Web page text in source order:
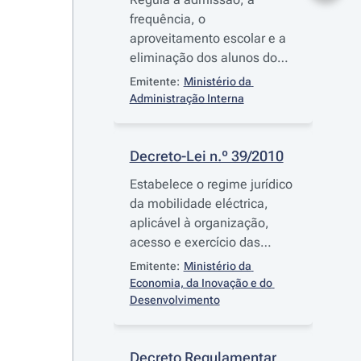
frequência, o
aproveitamento escolar e a
eliminação dos alunos do
ciclo de estudos integrado
do mestrado em Ciências
Emitente: Ministério da
Administração Interna
Decreto-Lei n.º 39/2010
Estabelece o regime jurídico
da mobilidade eléctrica,
aplicável à organização,
acesso e exercício das
actividades relativas à
mobilidade eléctrica, bem
como as regras destinadas à
Emitente: Ministério da
Economia, da Inovação e do
Desenvolvimento
Decreto Regulamentar